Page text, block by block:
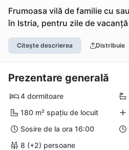
Frumoasa vilă de familie cu
în Istria, pentru zile de
Citește descrierea Distribuie
Prezentare generală
4 dormitoare
180 m² spațiu de locuit
Sosire de la ora 16:00
8 (+2) persoane